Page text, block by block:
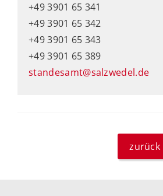
+49 3901 65 341
+49 3901 65 342
+49 3901 65 343
+49 3901 65 389
standesamt@salzwedel.de
zurück